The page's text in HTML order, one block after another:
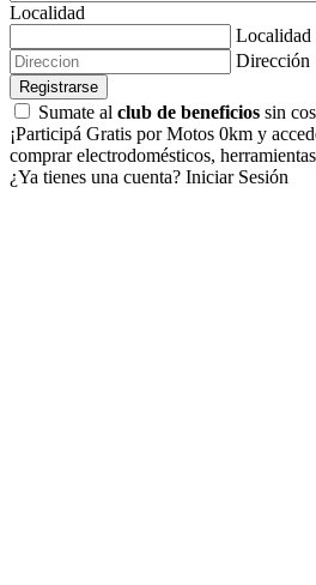
Localidad
Localidad
Dirección
Registrarse
Sumate al club de beneficios sin
¡Participá Gratis por Motos 0km y
comprar electrodomésticos,
¿Ya tienes una cuenta? Iniciar Sesión